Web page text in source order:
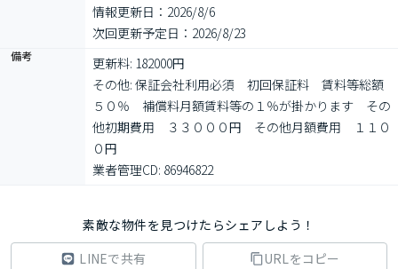
情報更新日：2026/8/6
次回更新予定日：2026/8/23
備考
更新料: 182000円
その他: 保証会社利用必須　初回保証料　賃料等総額
５０％　補償料月額賃料等の１％が掛かります　その
他初期費用　３３０００円　その他月額費用　１１０
０円
業者管理CD: 86946822
素敵な物件を見つけたらシェアしよう！
LINEで共有
URLをコピー